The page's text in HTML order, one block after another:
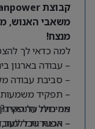
משאבי האנוש,
מנצח!
למה כדאי לך
– עבודה בארגון
– סביבת עבודה
– תפקיד
אמיתית על הארגון
– אפשרות ללמוד,
מה כולל התפקיד?
– הכנת שכר